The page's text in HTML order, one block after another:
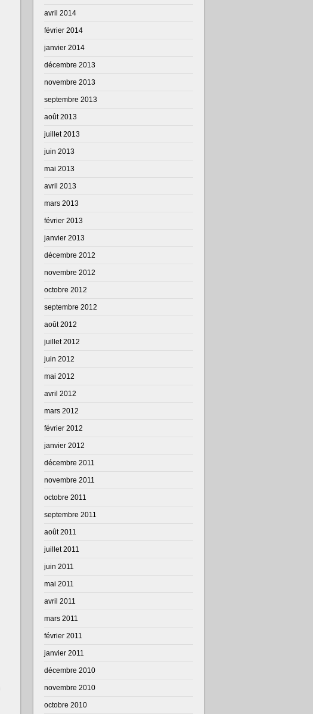
avril 2014
février 2014
janvier 2014
décembre 2013
novembre 2013
septembre 2013
août 2013
juillet 2013
juin 2013
mai 2013
avril 2013
mars 2013
février 2013
janvier 2013
décembre 2012
novembre 2012
octobre 2012
septembre 2012
août 2012
juillet 2012
juin 2012
mai 2012
avril 2012
mars 2012
février 2012
janvier 2012
décembre 2011
novembre 2011
octobre 2011
septembre 2011
août 2011
juillet 2011
juin 2011
mai 2011
avril 2011
mars 2011
février 2011
janvier 2011
décembre 2010
novembre 2010
octobre 2010